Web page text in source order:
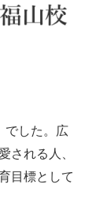
でした。広
される人、
目標として